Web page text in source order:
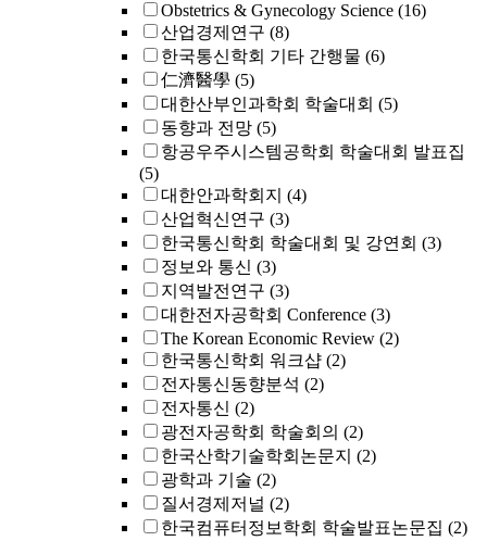
Obstetrics & Gynecology Science (16)
산업경제연구 (8)
한국통신학회 기타 간행물 (6)
仁濟醫學 (5)
대한산부인과학회 학술대회 (5)
동향과 전망 (5)
항공우주시스템공학회 학술대회 발표집
(5)
대한안과학회지 (4)
산업혁신연구 (3)
한국통신학회 학술대회 및 강연회 (3)
정보와 통신 (3)
지역발전연구 (3)
대한전자공학회 Conference (3)
The Korean Economic Review (2)
한국통신학회 워크샵 (2)
전자통신동향분석 (2)
전자통신 (2)
광전자공학회 학술회의 (2)
한국산학기술학회논문지 (2)
광학과 기술 (2)
질서경제저널 (2)
한국컴퓨터정보학회 학술발표논문집 (2)